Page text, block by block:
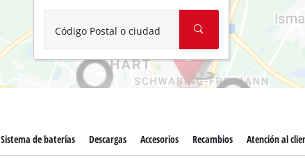
Aspirador de materiales húmedos y
Aspiradoras para cenizas
Más herramientas de limpieza
Hidrolavadoras
Código Postal o ciudad
Sistema de baterías Descargas Accesorios Recambios Atención al